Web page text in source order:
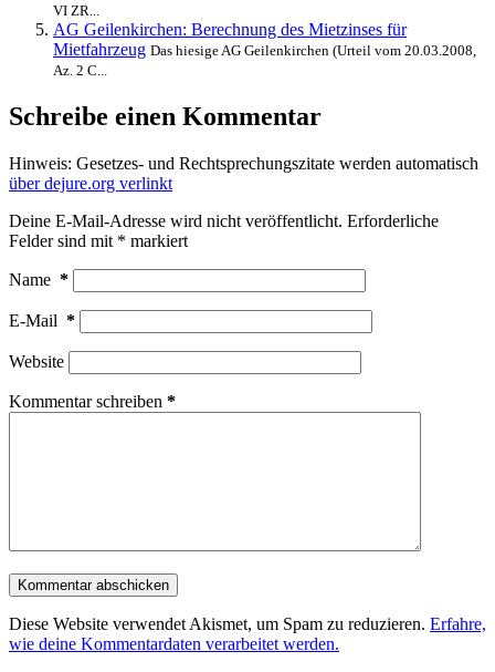
VI ZR...
AG Geilenkirchen: Berechnung des Mietzinses für
Mietfahrzeug Das hiesige AG Geilenkirchen (Urteil vom 20.03.2008,
Az. 2 C...
Schreibe einen Kommentar
Hinweis: Gesetzes- und Rechtsprechungszitate werden automatisch
über dejure.org verlinkt
Deine E-Mail-Adresse wird nicht veröffentlicht. Erforderliche
Felder sind mit * markiert
Name *
E-Mail *
Website
Kommentar schreiben *
Kommentar abschicken
Diese Website verwendet Akismet, um Spam zu reduzieren. Erfahre,
wie deine Kommentardaten verarbeitet werden.